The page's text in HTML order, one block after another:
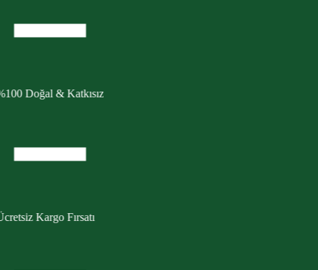
Doğal & Katkısız
Kargo Fırsatı